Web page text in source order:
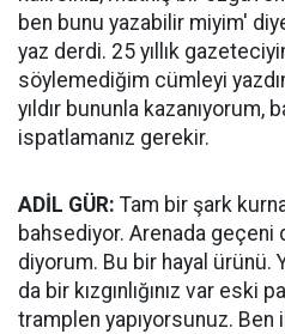
ben bunu yazabilir miyim'
yaz derdi. 25 yıllık
söylemediğim cümleyi
yıldır bununla kazanıyorum,
ispatlamanız gerekir.
ADİL GÜR: Tam bir şark
bahsediyor. Arenada geçeni
diyorum. Bu bir hayal ürünü.
da bir kızgınlığınız var eski
tramplen yapıyorsunuz.